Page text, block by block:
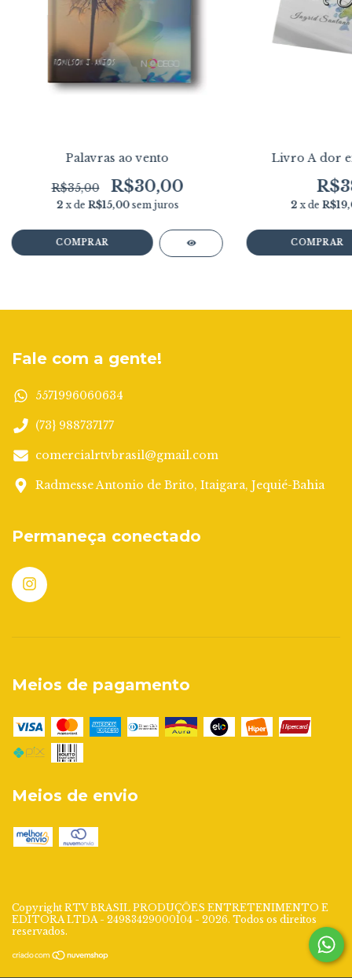
Palavras ao vento
R$35,00 R$30,00
2 x de R$15,00 sem juros
Livro A dor
2 x de
Fale com a gente!
5571996060634
(73} 988737177
comercialrtvbrasil@gmail.com
Radmesse Antonio de Brito, Itaigara, Jequié-Bahia
Permaneça conectado
Meios de pagamento
Meios de envio
Copyright RTV BRASIL PRODUÇÕES ENTRETENIMENTO E
EDITORA LTDA - 24983429000104 - 2026. Todos os direitos
reservados.